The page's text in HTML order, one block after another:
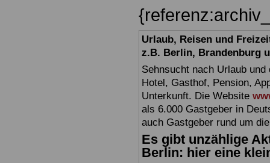
Urlaub, Reisen und
z.B. Berlin, Brandenburg
Sehnsucht nach Urlaub
Hotel, Gasthof, Pension,
Unterkunft. Die Website
als 6.000 Gastgeber in
auch Gastgeber rund um
Es gibt unzählige
Berlin: hier eine